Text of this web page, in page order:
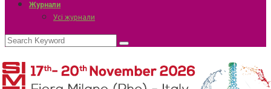
Журнали
Усі журнали